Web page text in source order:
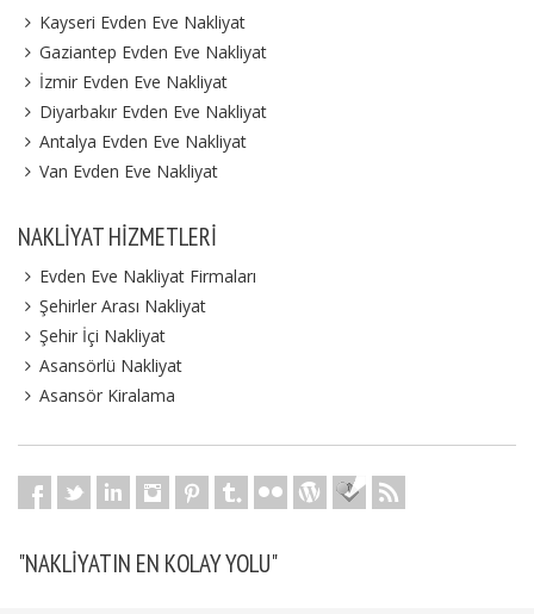
Kayseri Evden Eve Nakliyat
Gaziantep Evden Eve Nakliyat
İzmir Evden Eve Nakliyat
Diyarbakır Evden Eve Nakliyat
Antalya Evden Eve Nakliyat
Van Evden Eve Nakliyat
NAKLIYAT HIZMETLERI
Evden Eve Nakliyat Firmaları
Şehirler Arası Nakliyat
Şehir İçi Nakliyat
Asansörlü Nakliyat
Asansör Kiralama
"NAKLIYATIN EN KOLAY YOLU"